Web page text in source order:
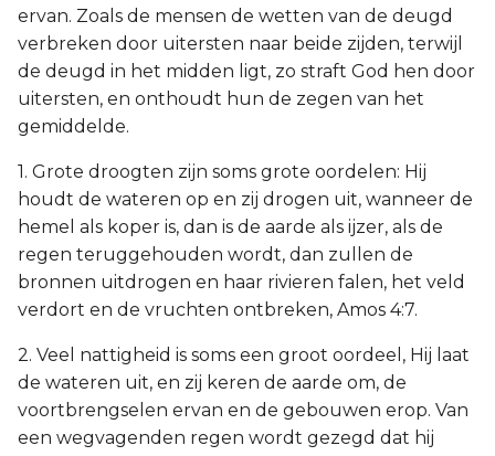
ervan. Zoals de mensen de wetten van de deugd
verbreken door uitersten naar beide zijden, terwijl
de deugd in het midden ligt, zo straft God hen door
uitersten, en onthoudt hun de zegen van het
gemiddelde.
1. Grote droogten zijn soms grote oordelen: Hij
houdt de wateren op en zij drogen uit, wanneer de
hemel als koper is, dan is de aarde als ijzer, als de
regen teruggehouden wordt, dan zullen de
bronnen uitdrogen en haar rivieren falen, het veld
verdort en de vruchten ontbreken, Amos 4:7.
2. Veel nattigheid is soms een groot oordeel, Hij laat
de wateren uit, en zij keren de aarde om, de
voortbrengselen ervan en de gebouwen erop. Van
een wegvagenden regen wordt gezegd dat hij